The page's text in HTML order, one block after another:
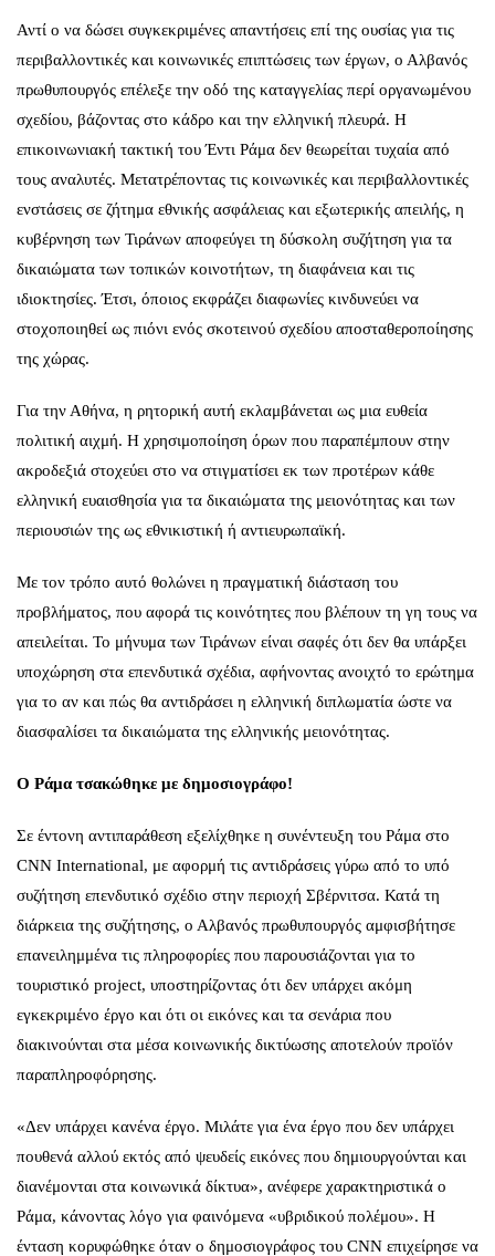
Αντί ο να δώσει συγκεκριμένες απαντήσεις επί της ουσίας για τις
περιβαλλοντικές και κοινωνικές επιπτώσεις των έργων, ο Αλβανός
πρωθυπουργός επέλεξε την οδό της καταγγελίας περί οργανωμένου
σχεδίου, βάζοντας στο κάδρο και την ελληνική πλευρά. Η
επικοινωνιακή τακτική του Έντι Ράμα δεν θεωρείται τυχαία από
τους αναλυτές. Μετατρέποντας τις κοινωνικές και περιβαλλοντικές
ενστάσεις σε ζήτημα εθνικής ασφάλειας και εξωτερικής απειλής, η
κυβέρνηση των Τιράνων αποφεύγει τη δύσκολη συζήτηση για τα
δικαιώματα των τοπικών κοινοτήτων, τη διαφάνεια και τις
ιδιοκτησίες. Έτσι, όποιος εκφράζει διαφωνίες κινδυνεύει να
στοχοποιηθεί ως πιόνι ενός σκοτεινού σχεδίου αποσταθεροποίησης
της χώρας.
Για την Αθήνα, η ρητορική αυτή εκλαμβάνεται ως μια ευθεία
πολιτική αιχμή. Η χρησιμοποίηση όρων που παραπέμπουν στην
ακροδεξιά στοχεύει στο να στιγματίσει εκ των προτέρων κάθε
ελληνική ευαισθησία για τα δικαιώματα της μειονότητας και των
περιουσιών της ως εθνικιστική ή αντιευρωπαϊκή.
Με τον τρόπο αυτό θολώνει η πραγματική διάσταση του
προβλήματος, που αφορά τις κοινότητες που βλέπουν τη γη τους να
απειλείται. Το μήνυμα των Τιράνων είναι σαφές ότι δεν θα υπάρξει
υποχώρηση στα επενδυτικά σχέδια, αφήνοντας ανοιχτό το ερώτημα
για το αν και πώς θα αντιδράσει η ελληνική διπλωματία ώστε να
διασφαλίσει τα δικαιώματα της ελληνικής μειονότητας.
Ο Ράμα τσακώθηκε με δημοσιoγράφο!
Σε έντονη αντιπαράθεση εξελίχθηκε η συνέντευξη του Ράμα στο
CNN International, με αφορμή τις αντιδράσεις γύρω από το υπό
συζήτηση επενδυτικό σχέδιο στην περιοχή Σβέρνιτσα. Κατά τη
διάρκεια της συζήτησης, ο Αλβανός πρωθυπουργός αμφισβήτησε
επανειλημμένα τις πληροφορίες που παρουσιάζονται για το
τουριστικό project, υποστηρίζοντας ότι δεν υπάρχει ακόμη
εγκεκριμένο έργο και ότι οι εικόνες και τα σενάρια που
διακινούνται στα μέσα κοινωνικής δικτύωσης αποτελούν προϊόν
παραπληροφόρησης.
«Δεν υπάρχει κανένα έργο. Μιλάτε για ένα έργο που δεν υπάρχει
πουθενά αλλού εκτός από ψευδείς εικόνες που δημιουργούνται και
διανέμονται στα κοινωνικά δίκτυα», ανέφερε χαρακτηριστικά ο
Ράμα, κάνοντας λόγο για φαινόμενα «υβριδικού πολέμου». Η
ένταση κορυφώθηκε όταν ο δημοσιογράφος του CNN επιχείρησε να